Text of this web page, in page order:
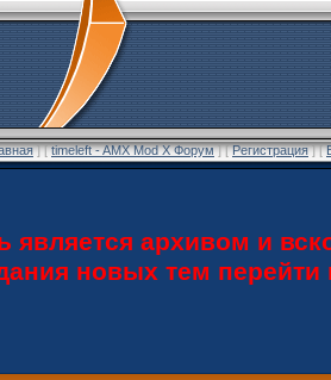
] [timeleft - AMX Mod X Форум] [Регистрация] [
архивом и
новых тем